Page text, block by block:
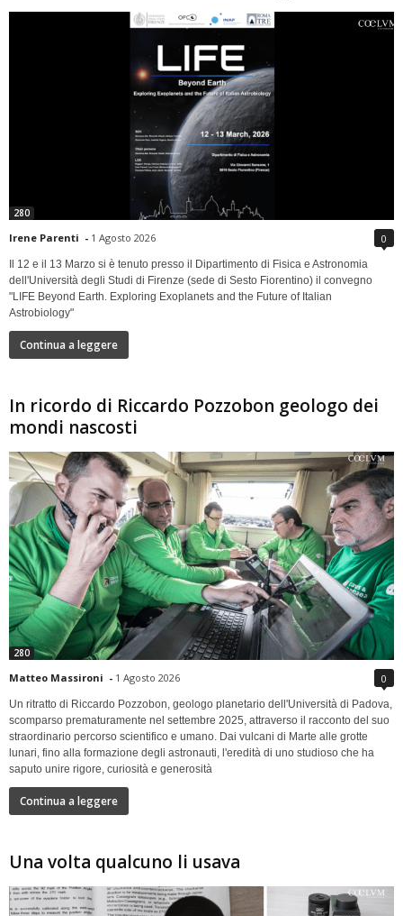
280
Irene Parenti - 1 Agosto 2026 0
Il 12 e il 13 Marzo si è tenuto presso il Dipartimento di Fisica e Astronomia
dell'Università degli Studi di Firenze (sede di Sesto Fiorentino) il convegno
"LIFE Beyond Earth. Exploring Exoplanets and the Future of Italian
Astrobiology"
Continua a leggere
In ricordo di Riccardo Pozzobon geologo dei
mondi nascosti
280
Matteo Massironi - 1 Agosto 2026 0
Un ritratto di Riccardo Pozzobon, geologo planetario dell'Università di Padova,
scomparso prematuramente nel settembre 2025, attraverso il racconto del suo
straordinario percorso scientifico e umano. Dai vulcani di Marte alle grotte
lunari, fino alla formazione degli astronauti, l'eredità di uno studioso che ha
saputo unire rigore, curiosità e generosità
Continua a leggere
Una volta qualcuno li usava